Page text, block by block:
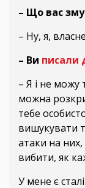
– Що вас
– Ну, я,
– Ви писали
– Я і не можу
можна
тебе
вишукувати
атаки на
вибити, як
У мене є